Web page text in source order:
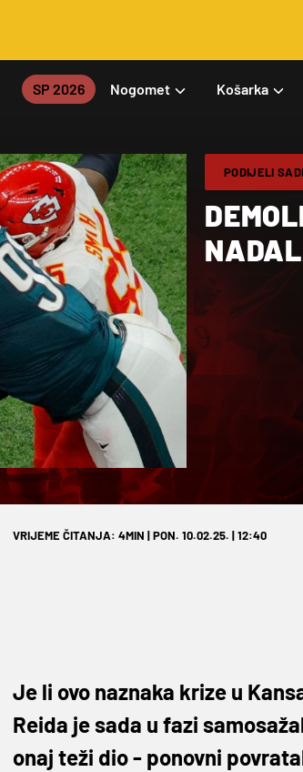
SP 2026 Nogomet Košarka
PODIJELI
VRIJEME ČITANJA: 4MIN | PON. 10.02.25. | 12:40
Je li ovo naznaka krize u
Reida je sada u fazi
onaj teži dio - ponovni